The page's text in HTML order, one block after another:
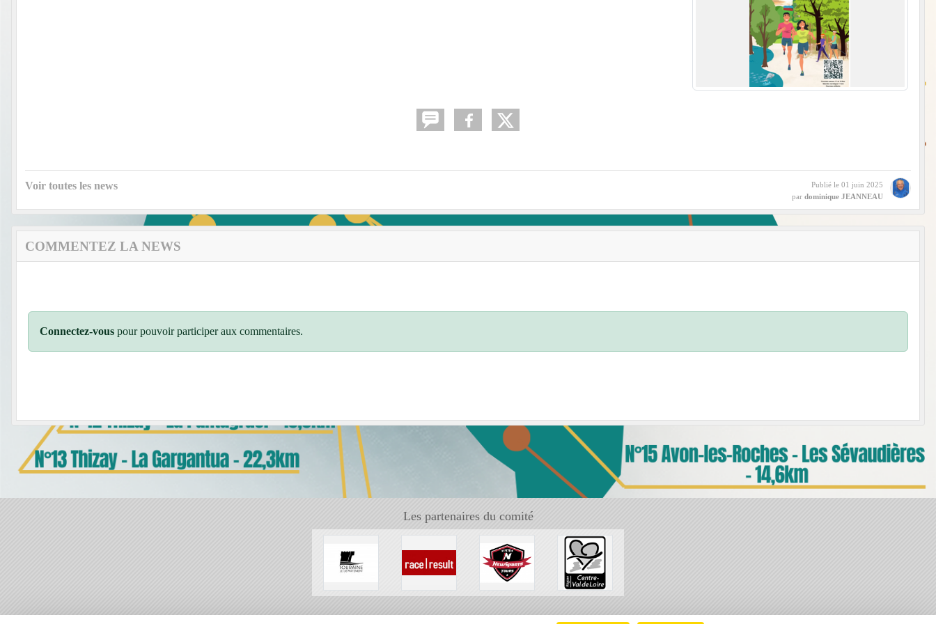
Voir toutes les news Publié le 01 juin 2025
par dominique JEANNEAU
COMMENTEZ LA NEWS
Connectez-vous pour pouvoir participer aux commentaires.
Les partenaires du comité